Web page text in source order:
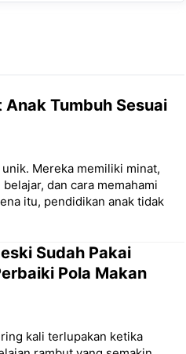
Tumbuh Sesuai
Mereka memiliki minat,
dan cara memahami
itu, pendidikan anak tidak
Sudah Pakai
Pola Makan
kali terlupakan ketika